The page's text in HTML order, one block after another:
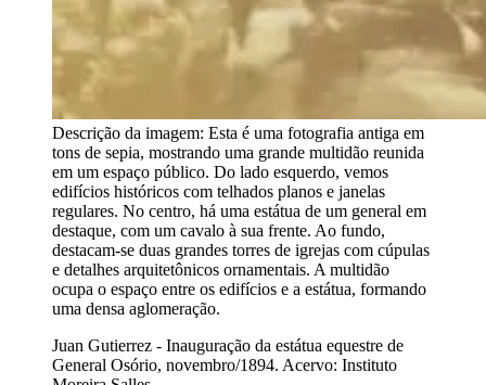
Descrição da imagem: Esta é uma fotografia antiga em
tons de sepia, mostrando uma grande multidão reunida
em um espaço público. Do lado esquerdo, vemos
edifícios históricos com telhados planos e janelas
regulares. No centro, há uma estátua de um general em
destaque, com um cavalo à sua frente. Ao fundo,
destacam-se duas grandes torres de igrejas com cúpulas
e detalhes arquitetônicos ornamentais. A multidão
ocupa o espaço entre os edifícios e a estátua, formando
uma densa aglomeração.
Juan Gutierrez - Inauguração da estátua equestre de
General Osório, novembro/1894. Acervo: Instituto